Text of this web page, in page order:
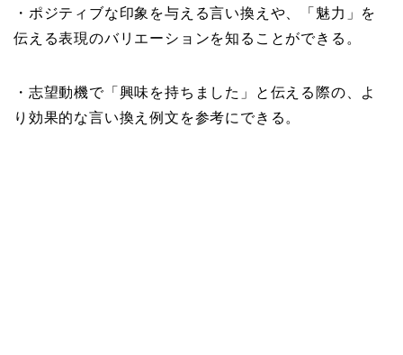
・ポジティブな印象を与える言い換えや、「魅力」を
伝える表現のバリエーションを知ることができる。
・志望動機で「興味を持ちました」と伝える際の、よ
り効果的な言い換え例文を参考にできる。